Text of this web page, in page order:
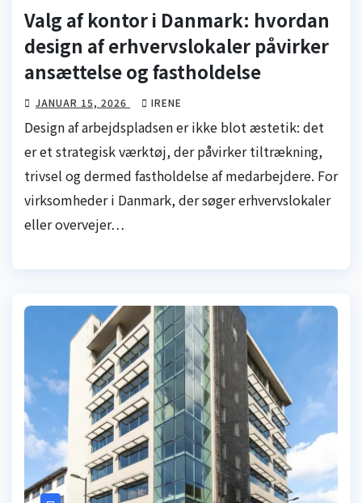
Valg af kontor i Danmark: hvordan
design af erhvervslokaler påvirker
ansættelse og fastholdelse
JANUAR 15, 2026 IRENE
Design af arbejdspladsen er ikke blot æstetik: det
er et strategisk værktøj, der påvirker tiltrækning,
trivsel og dermed fastholdelse af medarbejdere. For
virksomheder i Danmark, der søger erhvervslokaler
eller overvejer…